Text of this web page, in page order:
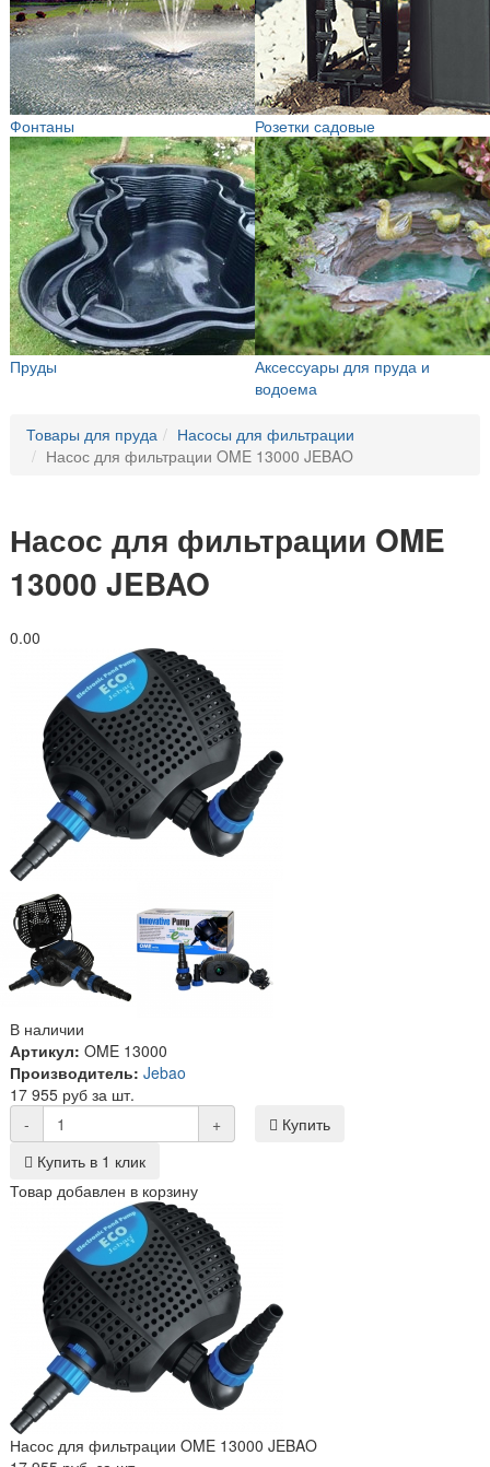
Фонтаны Розетки садовые
Пруды
Аксессуары для пруда и
водоема
Товары для пруда
Насосы для фильтрации
Насос для фильтрации OME 13000 JEBAO
Насос для фильтрации OME
13000 JEBAO
0.00
В наличии
Артикул: OME 13000
Производитель: Jebao
17 955 руб за шт.
-
+
Купить
Купить в 1 клик
Товар добавлен в корзину
Насос для фильтрации OME 13000 JEBAO